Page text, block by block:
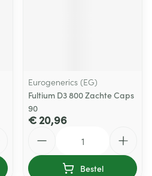
Eurogenerics (EG)
Fultium D3 800 Zachte Caps
90
€ 20,96
Bestel